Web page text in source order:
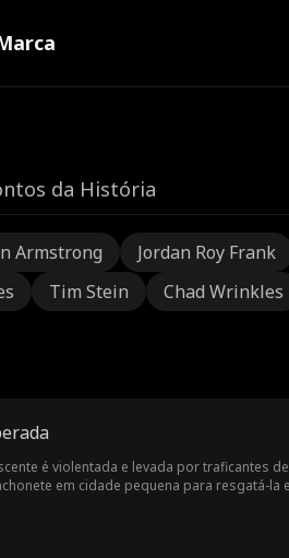
da História
Armstrong Jordan Roy Frank
Tim Stein Chad Wrinkles
é violentada e levada por traficantes
em cidade pequena para resgatá-